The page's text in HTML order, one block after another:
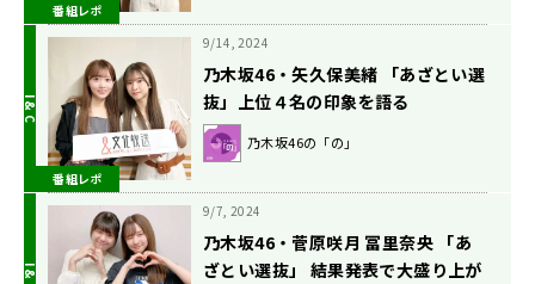
番組レポ
番組レポ
9/14, 2024
乃木坂46・矢久保美緒 「あざとい選
抜」上位４名の印象を語る
乃木坂46の「の」
9/7, 2024
乃木坂46・菅原咲月 冨里奈央 「あ
ざとい選抜」 結果発表で大盛り上が